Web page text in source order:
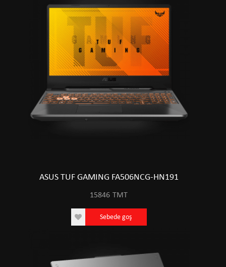
ASUS TUF GAMING FA506NCG-HN191
15846 TMT
Sebede goş